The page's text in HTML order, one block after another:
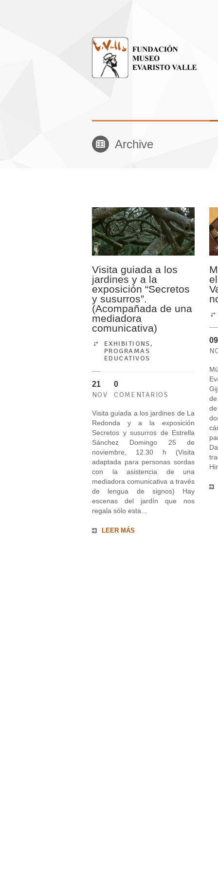
Archive
Visita guiada a los
jardines y a la
exposición “Secretos
y susurros”.
(Acompañada de una
mediadora
comunicativa)
EXHIBITIONS,
PROGRAMAS
EDUCATIVOS
21
NOV
0
COMENTARIOS
Visita guiada a los jardines de La
Redonda y a la exposición
Secretos y susurros de Estrella
Sánchez Domingo 25 de
noviembre, 12.30 h (Visita
adaptada para personas sordas
con la asistencia de una
mediadora comunicativa a través
de lengua de signos) Hay
escenas del jardín que nos
regala sólo esta...
LEER MÁS
09